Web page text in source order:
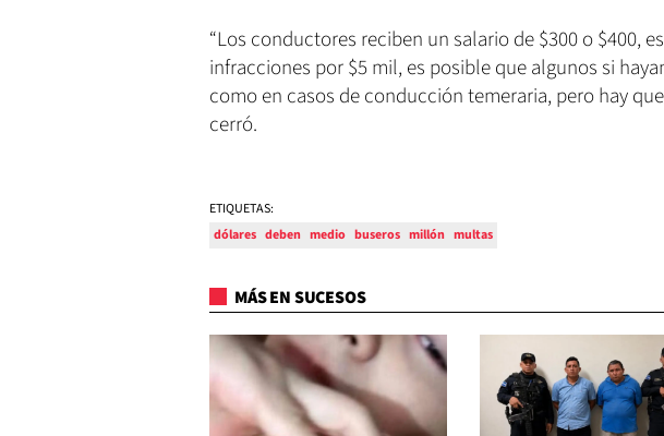
“Los conductores reciben un salario de $300 o $400,
infracciones por $5 mil, es posible que algunos si
como en casos de conducción temeraria, pero hay
cerró.
ETIQUETAS:
dólares deben medio buseros millón multas
MÁS EN SUCESOS